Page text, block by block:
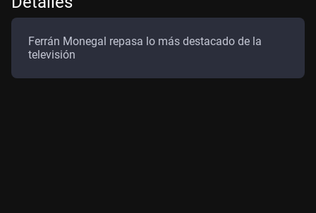
Ferrán Monegal repasa lo más destacado de la
televisión